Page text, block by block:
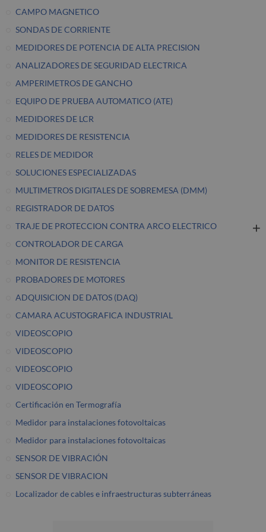
CAMPO MAGNETICO
SONDAS DE CORRIENTE
MEDIDORES DE POTENCIA DE ALTA PRECISION
ANALIZADORES DE SEGURIDAD ELECTRICA
AMPERIMETROS DE GANCHO
EQUIPO DE PRUEBA AUTOMATICO (ATE)
MEDIDORES DE LCR
MEDIDORES DE RESISTENCIA
RELES DE MEDIDOR
SOLUCIONES ESPECIALIZADAS
MULTIMETROS DIGITALES DE SOBREMESA (DMM)
REGISTRADOR DE DATOS
TRAJE DE PROTECCION CONTRA ARCO ELECTRICO
CONTROLADOR DE CARGA
MONITOR DE RESISTENCIA
PROBADORES DE MOTORES
ADQUISICION DE DATOS (DAQ)
CAMARA ACUSTOGRAFICA INDUSTRIAL
VIDEOSCOPIO
VIDEOSCOPIO
VIDEOSCOPIO
VIDEOSCOPIO
Certificación en Termografía
Medidor para instalaciones fotovoltaicas
Medidor para instalaciones fotovoltaicas
SENSOR DE VIBRACIÓN
SENSOR DE VIBRACION
Localizador de cables e infraestructuras subterráneas